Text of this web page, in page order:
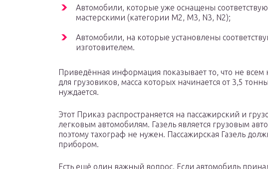
Автомобили, которые уже оснащены
мастерскими (категории M2, M3, N3, N2);
Автомобили, на которые установлены
изготовителем.
Приведённая информация показывает то, что не
для грузовиков, масса которых начинается от 3,5
нуждается.
Этот Приказ распространяется на пассажирский и
легковым автомобилям. Газель является грузовым
поэтому тахограф не нужен. Пассажирская Газель
прибором.
Есть ещё один важный вопрос. Если автомобиль